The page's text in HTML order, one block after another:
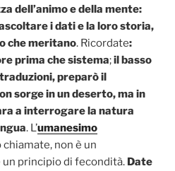
dell’animo e della mente:
i dati e la loro storia,
che meritano. Ricordate:
prima che sistema;il basso
preparò il
sorge in un deserto, ma in
a interrogare la natura
. L’umanesimo
chiamate, non è un
principio di fecondità. Date